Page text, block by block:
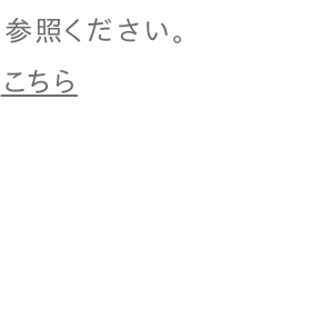
照ください。
こちら